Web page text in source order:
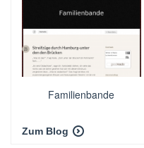
Familienbande
Zum Blog